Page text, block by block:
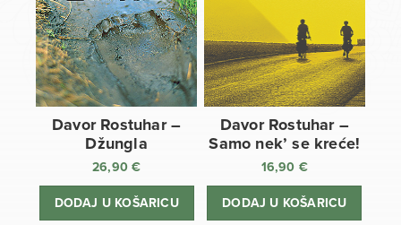
Davor Rostuhar –
Džungla
26,90€
DODAJ U KOŠARICU
Davor Rostuhar –
Samo nek’ se kreće!
16,90 €
DODAJ U KOŠARICU